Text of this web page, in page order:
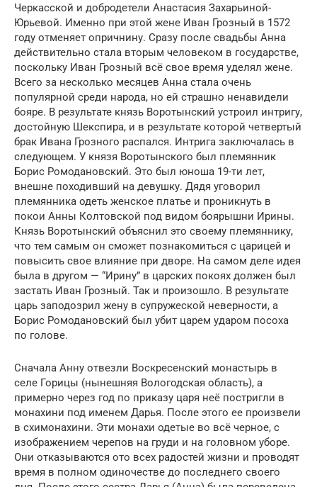
Черкасской и добродетели Анастасия Захарьиной-
Юрьевой. Именно при этой жене Иван Грозный в 1572
году отменяет опричнину. Сразу после свадьбы Анна
действительно стала вторым человеком в государстве,
поскольку Иван Грозный всё свое время уделял жене.
Всего за несколько месяцев Анна стала очень
популярной среди народа, но ей страшно ненавидели
бояре. В результате князь Воротынский устроил интригу,
достойную Шекспира, и в результате которой четвертый
брак Ивана Грозного распался. Интрига заключалась в
следующем. У князя Воротынского был племянник
Борис Ромодановский. Это был юноша 19-ти лет,
внешне походивший на девушку. Дядя уговорил
племянника одеть женское платье и проникнуть в
покои Анны Колтовской под видом боярышни Ирины.
Князь Воротынский объяснил это своему племяннику,
что тем самым он сможет познакомиться с царицей и
повысить свое влияние при дворе. На самом деле идея
была в другом — “Ирину” в царских покоях должен был
застать Иван Грозный. Так и произошло. В результате
царь заподозрил жену в супружеской неверности, а
Борис Ромодановский был убит царем ударом посоха
по голове.
Сначала Анну отвезли Воскресенский монастырь в
селе Горицы (нынешняя Вологодская область), а
примерно через год по приказу царя неё постригли в
монахини под именем Дарья. После этого ее произвели
в схимонахини. Эти монахи одетые во всё черное, с
изображением черепов на груди и на головном уборе.
Они отказываются ото всех радостей жизни и проводят
время в полном одиночестве до последнего своего